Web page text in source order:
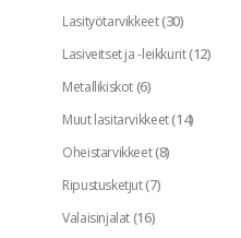
Lasityötarvikkeet(30)
Lasiveitset ja -leikkurit(12)
Metallikiskot(6)
Muut lasitarvikkeet(14)
Oheistarvikkeet(8)
Ripustusketjut(7)
Valaisinjalat(16)